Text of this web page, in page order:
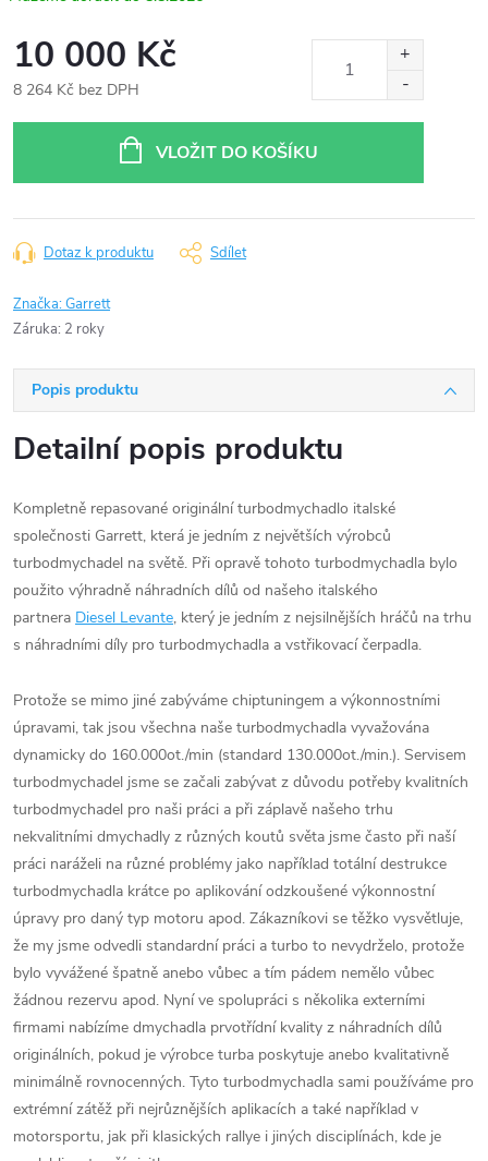
10 000 Kč
8 264 Kč bez DPH
VLOŽIT DO KOŠÍKU
Dotaz k produktu Sdílet
Značka:Garrett
Záruka: 2 roky
Popis produktu
Detailní popis produktu
Kompletně repasované originální turbodmychadlo italské
společnosti Garrett, která je jedním z největších výrobců
turbodmychadel na světě. Při opravě tohoto turbodmychadla bylo
použito výhradně náhradních dílů od našeho italského
partnera Diesel Levante, který je jedním z nejsilnějších hráčů na trhu
s náhradními díly pro turbodmychadla a vstřikovací čerpadla.
Protože se mimo jiné zabýváme chiptuningem a výkonnostními
úpravami, tak jsou všechna naše turbodmychadla vyvažována
dynamicky do 160.000ot./min (standard 130.000ot./min.). Servisem
turbodmychadel jsme se začali zabývat z důvodu potřeby kvalitních
turbodmychadel pro naši práci a při záplavě našeho trhu
nekvalitními dmychadly z různých koutů světa jsme často při naší
práci naráželi na různé problémy jako například totální destrukce
turbodmychadla krátce po aplikování odzkoušené výkonnostní
úpravy pro daný typ motoru apod. Zákazníkovi se těžko vysvětluje,
že my jsme odvedli standardní práci a turbo to nevydrželo, protože
bylo vyvážené špatně anebo vůbec a tím pádem nemělo vůbec
žádnou rezervu apod. Nyní ve spolupráci s několika externími
firmami nabízíme dmychadla prvotřídní kvality z náhradních dílů
originálních, pokud je výrobce turba poskytuje anebo kvalitativně
minimálně rovnocenných. Tyto turbodmychadla sami používáme pro
extrémní zátěž při nejrůznějších aplikacích a také například v
motorsportu, jak při klasických rallye i jiných disciplínách, kde je